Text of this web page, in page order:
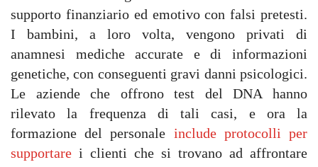
supporto finanziario ed emotivo con falsi pretesti.
I bambini, a loro volta, vengono privati ​​di
anamnesi mediche accurate e di informazioni
genetiche, con conseguenti gravi danni psicologici.
Le aziende che offrono test del DNA hanno
rilevato la frequenza di tali casi, e ora la
formazione del personale include protocolli per
supportare i clienti che si trovano ad affrontare